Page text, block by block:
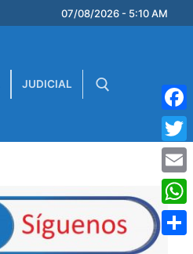
07/08/2026 - 5:10 AM
JUDICIAL
Email